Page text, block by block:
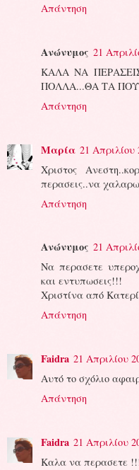
Απάντηση
Ανώνυμος 21
ΚΑΛΑ ΝΑ
ΠΟΛΛΑ...ΘΑ ΤΑ
Απάντηση
Μαρία 21 Απριλίου
Χριστος
περασεις..να
Απάντηση
Ανώνυμος 21
Να περασετε
και εντυπωσεις!!!
Χριστίνα από
Απάντηση
Faidra 21 Απριλίου
Αυτό το σχόλιο
Απάντηση
Faidra 21 Απριλίου
Καλα να περασετε